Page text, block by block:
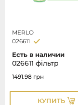
MERLO
026611
Есть в наличии
026611 фільтр
1491.98 грн
КУПИТЬ